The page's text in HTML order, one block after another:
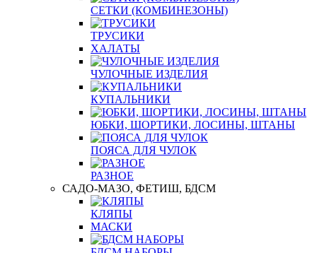
СЕТКИ (КОМБИНЕЗОНЫ)
ТРУСИКИ
ХАЛАТЫ
ЧУЛОЧНЫЕ ИЗДЕЛИЯ
КУПАЛЬНИКИ
ЮБКИ, ШОРТИКИ, ЛОСИНЫ, ШТАНЫ
ПОЯСА ДЛЯ ЧУЛОК
РАЗНОЕ
САДО-МАЗО, ФЕТИШ, БДСМ
КЛЯПЫ
МАСКИ